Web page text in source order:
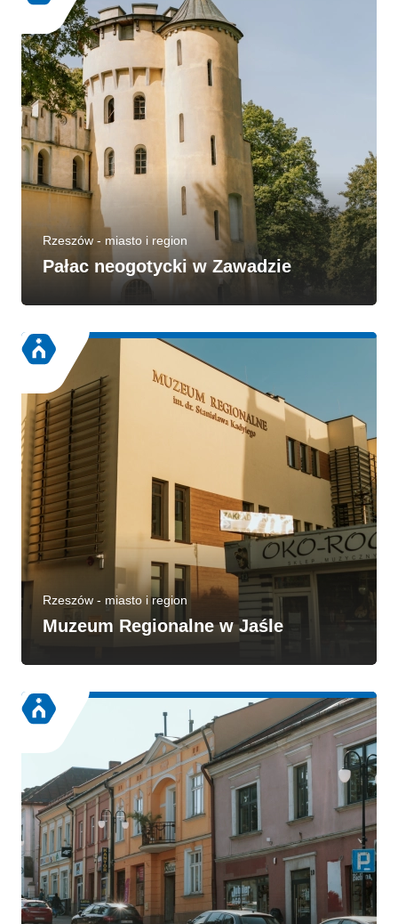
Rzeszów - miasto i region
Pałac neogotycki w Zawadzie
Rzeszów - miasto i region
Muzeum Regionalne w Jaśle